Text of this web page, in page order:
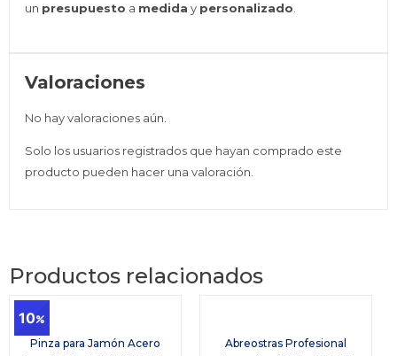
un presupuesto a medida y personalizado.
Valoraciones
No hay valoraciones aún.
Solo los usuarios registrados que hayan comprado este
producto pueden hacer una valoración.
Productos relacionados
10
Pinza para Jamón Acero
Abreostras Profesional